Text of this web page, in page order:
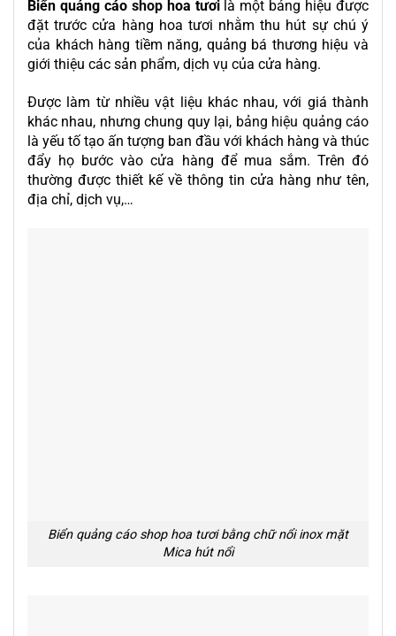
Biển quảng cáo shophoa tươilà một bảng hiệu được
đặt trước cửa hàng hoa tươi nhằm thu hút sự chú ý
của khách hàng tiềm năng, quảng bá thương hiệu và
giới thiệu các sản phẩm, dịch vụ của cửa hàng.
Được làm từ nhiều vật liệu khác nhau, với giá thành
khác nhau, nhưng chung quy lại, bảng hiệu quảng cáo
là yếu tố tạo ấn tượng ban đầu với khách hàng và thúc
đẩy họ bước vào cửa hàng để mua sắm. Trên đó
thường được thiết kế về thông tin cửa hàng như tên,
địa chỉ, dịch vụ,…
Biển quảng cáo shop hoa tươi bằng chữ nổi inox mặt
Mica hút nổi